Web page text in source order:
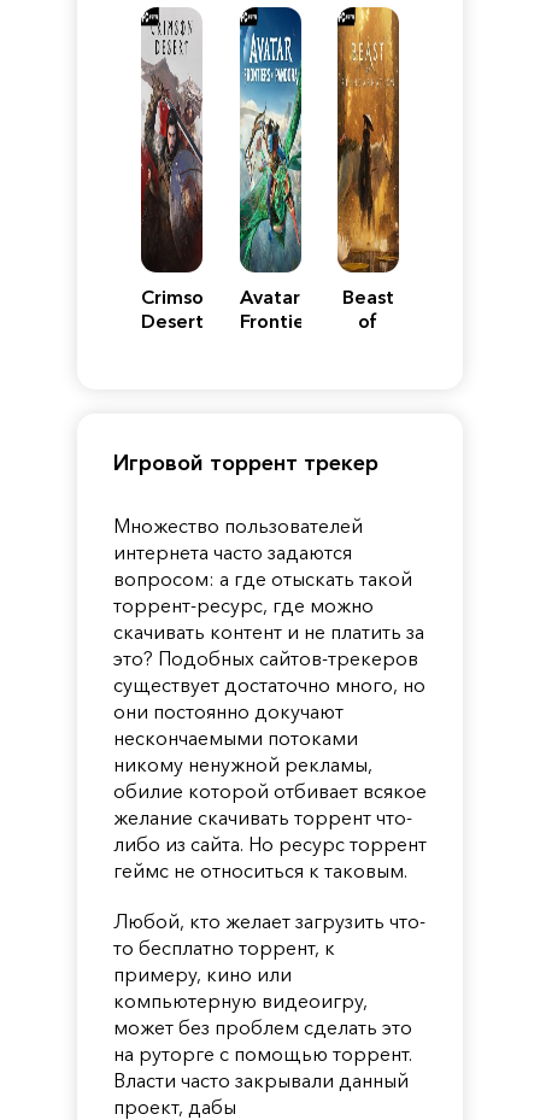
ReimaginedEdition
Y
Crimson
Desert
Avatar:
Frontiers
Beast
of
Игровой торрент трекер
Множество пользователей
интернета часто задаются
вопросом: а где отыскать такой
торрент-ресурс, где можно
скачивать контент и не платить за
это? Подобных сайтов-трекеров
существует достаточно много, но
они постоянно докучают
нескончаемыми потоками
никому ненужной рекламы,
обилие которой отбивает всякое
желание скачивать торрент что-
либо из сайта. Но ресурс торрент
геймс не относиться к таковым.
Любой, кто желает загрузить что-
то бесплатно торрент, к
примеру, кино или
компьютерную видеоигру,
может без проблем сделать это
на руторге с помощью торрент.
Власти часто закрывали данный
проект, дабы